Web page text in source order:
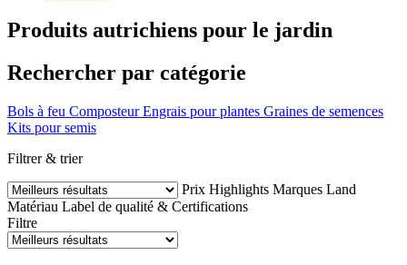
Produits autrichiens pour le jardin
Rechercher par catégorie
Bols à feu Composteur Engrais pour plantes Graines de semences
Kits pour semis
Filtrer & trier
Prix Highlights Marques Land
Matériau Label de qualité & Certifications
Filtre